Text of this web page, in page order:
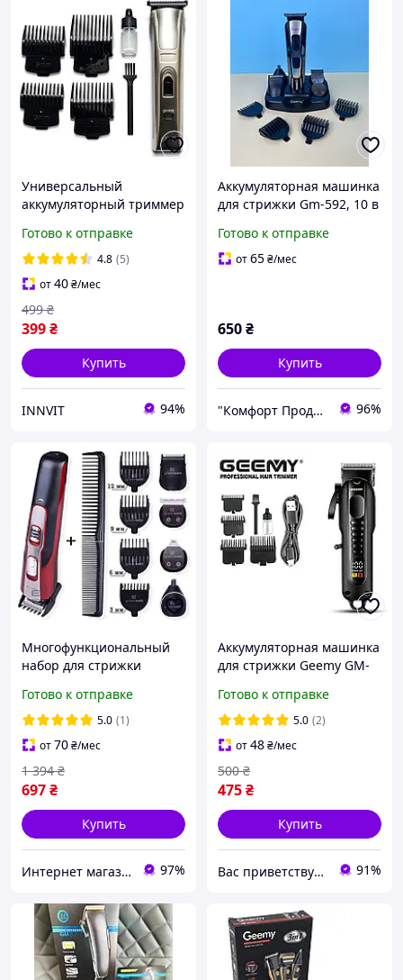
Универсальный
аккумуляторный триммер
для стрижки волос и
бороды 5 Вт
Готово к отправке
4.8 (5)
от40₴/мес
399₴
499 ₴
Купить
INNVIT 94%
Аккумуляторная машинка
для стрижки Gm-592, 10 в
волос и бороды), черная
Готово к отправке
от65₴/мес
650₴
Купить
"Комфорт Продукт" 96%
Многофункциональный
набор для стрижки
для дома беспроводные
машинки для стрижки
PMX
Готово к отправке
5.0 (1)
от70₴/мес
697₴
1 394 ₴
Купить
Интернет магазин "Eleven" 97%
Аккумуляторная машинка
для стрижки Geemy GM-
и скидки)
Готово к отправке
5.0 (2)
от48₴/мес
475₴
500 ₴
Купить
Вас приветствует интернет-магазин SvetOn! 91%